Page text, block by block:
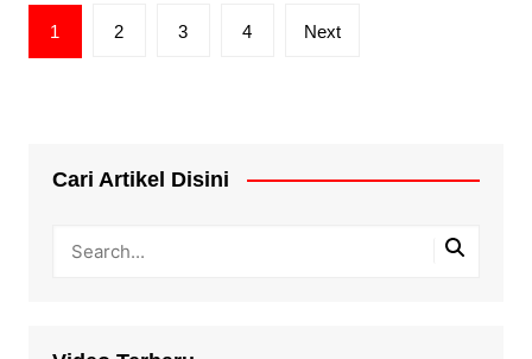
Posts
pagination
1 2 3 4 Next
Cari Artikel Disini